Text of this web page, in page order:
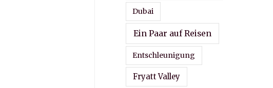
Dubai
Ein Paar auf Reisen
Entschleunigung
Fryatt Valley